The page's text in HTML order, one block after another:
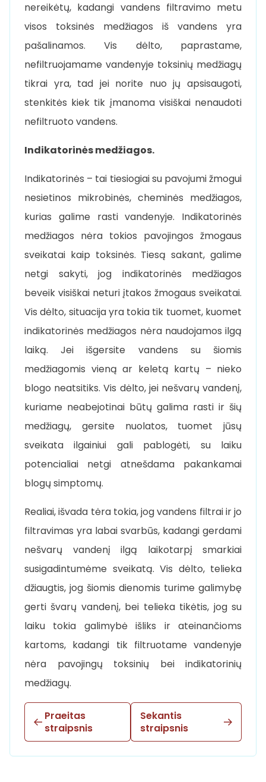
nereikėtų, kadangi vandens filtravimo metu
visos toksinės medžiagos iš vandens yra
pašalinamos. Vis dėlto, paprastame,
nefiltruojamame vandenyje toksinių medžiagų
tikrai yra, tad jei norite nuo jų apsisaugoti,
stenkitės kiek tik įmanoma visiškai nenaudoti
nefiltruoto vandens.
Indikatorinės medžiagos.
Indikatorinės – tai tiesiogiai su pavojumi žmogui
nesietinos mikrobinės, cheminės medžiagos,
kurias galime rasti vandenyje. Indikatorinės
medžiagos nėra tokios pavojingos žmogaus
sveikatai kaip toksinės. Tiesą sakant, galime
netgi sakyti, jog indikatorinės medžiagos
beveik visiškai neturi įtakos žmogaus sveikatai.
Vis dėlto, situacija yra tokia tik tuomet, kuomet
indikatorinės medžiagos nėra naudojamos ilgą
laiką. Jei išgersite vandens su šiomis
medžiagomis vieną ar keletą kartų – nieko
blogo neatsitiks. Vis dėlto, jei nešvarų vandenį,
kuriame neabejotinai būtų galima rasti ir šių
medžiagų, gersite nuolatos, tuomet jūsų
sveikata ilgainiui gali pablogėti, su laiku
potencialiai netgi atnešdama pakankamai
blogų simptomų.
Realiai, išvada tėra tokia, jog vandens filtrai ir jo
filtravimas yra labai svarbūs, kadangi gerdami
nešvarų vandenį ilgą laikotarpį smarkiai
susigadintumėme sveikatą. Vis dėlto, telieka
džiaugtis, jog šiomis dienomis turime galimybę
gerti švarų vandenį, bei telieka tikėtis, jog su
laiku tokia galimybė išliks ir ateinančioms
kartoms, kadangi tik filtruotame vandenyje
nėra pavojingų toksinių bei indikatorinių
medžiagų.
Praeitas
straipsnis
Sekantis
straipsnis